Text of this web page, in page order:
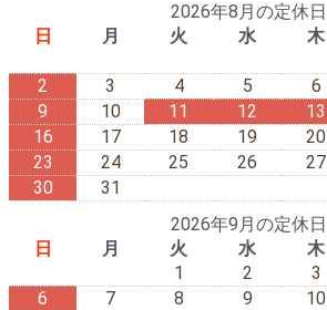
2026年8月の定休日
日
月 火 水 木
2
3 4 5 6
9
10 11 12 13
16
17 18 19 20
23
24 25 26 27
30
31
2026年9月の定休日
日
月 火 水 木
1
2 3
6
7 8 9 10